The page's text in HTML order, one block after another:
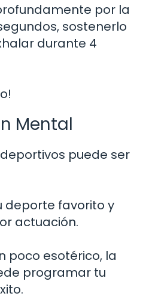
por la
sostenerlo
durante 4
Mental
puede ser
deporte favorito y
actuación.
poco esotérico, la
programar tu